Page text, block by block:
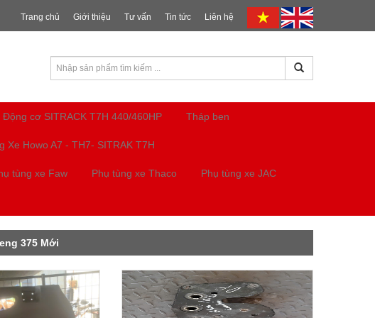
Trang chủ Giới thiệu Tư vấn Tin tức Liên hệ
Động cơ SITRACK T7H 440/460HP Tháp ben
Xe Howo A7 - TH7- SITRAK T7H
tùng xe Faw Phụ tùng xe Thaco Phụ tùng xe JAC
375 Mới